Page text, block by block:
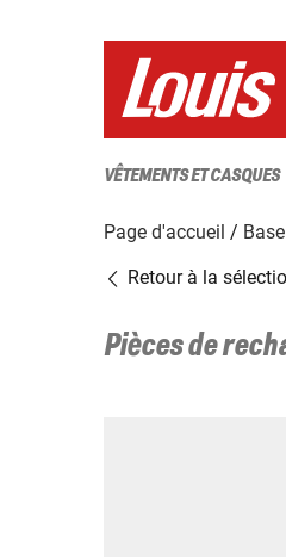
VÊTEMENTS ET CASQUES
Page d'accueil
Retour à la
Pièces de